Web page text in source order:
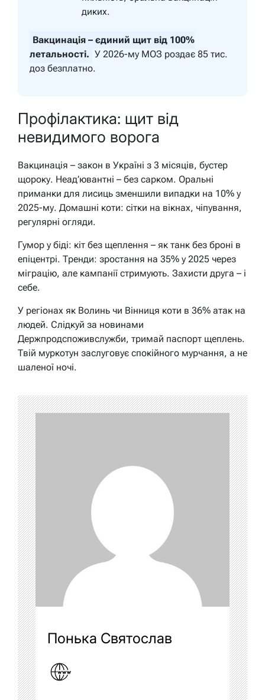
диких.
Вакцинація – єдиний щит від 100%
летальності. У 2026-му МОЗ роздає 85 тис.
доз безплатно.
Профілактика: щит від
невидимого ворога
Вакцинація – закон в Україні з 3 місяців, бустер
щороку. Неад’ювантні – без сарком. Оральні
приманки для лисиць зменшили випадки на 10% у
2025-му. Домашні коти: сітки на вікнах, чіпування,
регулярні огляди.
Гумор у біді: кіт без щеплення – як танк без броні в
епіцентрі. Тренди: зростання на 35% у 2025 через
міграцію, але кампанії стримують. Захисти друга – і
себе.
У регіонах як Волинь чи Вінниця коти в 36% атак на
людей. Слідкуй за новинами
Держпродспоживслужби, тримай паспорт щеплень.
Твій муркотун заслуговує спокійного мурчання, а не
шаленої ночі.
Понька Святослав